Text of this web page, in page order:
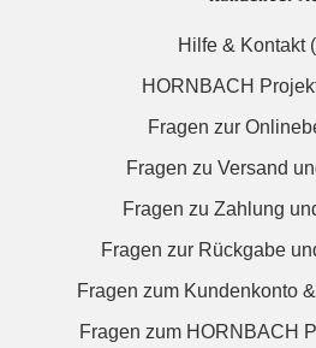
Hilfe & Kontakt
HORNBACH
Fragen zur
Fragen zu Versand
Fragen zu Zahlung
Fragen zur Rückgabe
Fragen zum Kundenkonto
Fragen zum HORNBACH